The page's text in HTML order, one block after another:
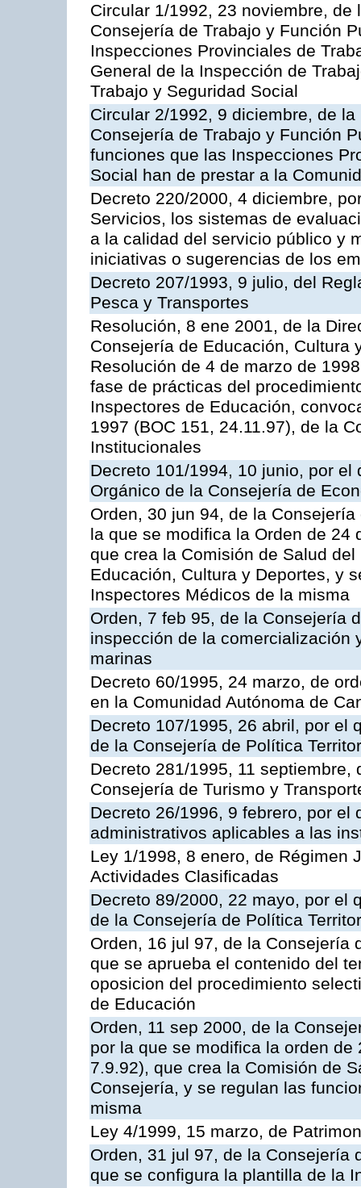
Circular 1/1992, 23 noviembre,
Consejería de Trabajo y Función
Inspecciones Provinciales de
General de la Inspección de
Trabajo y Seguridad Social
Circular 2/1992, 9 diciembre, de
Consejería de Trabajo y Función
funciones que las Inspecciones
Social han de prestar a la
Decreto 220/2000, 4 diciembre,
Servicios, los sistemas de
a la calidad del servicio público y
iniciativas o sugerencias de los
Decreto 207/1993, 9 julio, del
Pesca y Transportes
Resolución, 8 ene 2001, de la
Consejería de Educación, Cultura
Resolución de 4 de marzo de
fase de prácticas del
Inspectores de Educación,
1997 (BOC 151, 24.11.97), de la
Institucionales
Decreto 101/1994, 10 junio, por
Orgánico de la Consejería de
Orden, 30 jun 94, de la
la que se modifica la Orden de 24
que crea la Comisión de Salud
Educación, Cultura y Deportes, y
Inspectores Médicos de la misma
Orden, 7 feb 95, de la Consejería
inspección de la comercialización
marinas
Decreto 60/1995, 24 marzo, de
en la Comunidad Autónoma de
Decreto 107/1995, 26 abril, por el
de la Consejería de Política
Decreto 281/1995, 11
Consejería de Turismo y
Decreto 26/1996, 9 febrero, por
administrativos aplicables a las
Ley 1/1998, 8 enero, de Régimen
Actividades Clasificadas
Decreto 89/2000, 22 mayo, por el
de la Consejería de Política
Orden, 16 jul 97, de la Consejería
que se aprueba el contenido del
oposicion del procedimiento
de Educación
Orden, 11 sep 2000, de la
por la que se modifica la orden
7.9.92), que crea la Comisión de
Consejería, y se regulan las
misma
Ley 4/1999, 15 marzo, de
Orden, 31 jul 97, de la Consejería
que se configura la plantilla de la